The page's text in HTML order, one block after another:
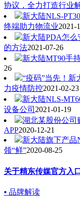
协议，全力打造行业
新大陆NLS-
终端助力物流业2021-
新大陆PDA怎
的方法2021-07-26
新大陆MT90手
26
“疫码”当先
力疫情防控2021-02-23
新大陆NLS-
设备公司 2021-01-19
湖北某股份公司
APP2020-12-21
新大陆旗下产
领“鲜”2020-08-25
关于精东传媒官方入
▪ 品牌解读